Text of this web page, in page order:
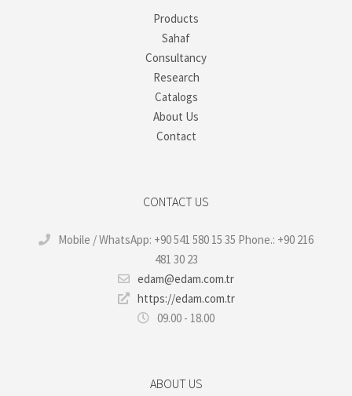
Products
Sahaf
Consultancy
Research
Catalogs
About Us
Contact
CONTACT US
Mobile / WhatsApp: +90 541 580 15 35 Phone.: +90 216
481 30 23
edam@edam.com.tr
https://edam.com.tr
09.00 - 18.00
ABOUT US